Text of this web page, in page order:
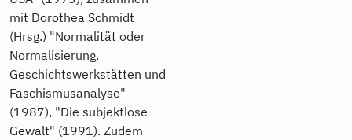
mit Dorothea Schmidt
(Hrsg.) "Normalität oder
Normalisierung.
Geschichtswerkstätten und
Faschismusanalyse"
(1987), "Die subjektlose
Gewalt" (1991). Zudem